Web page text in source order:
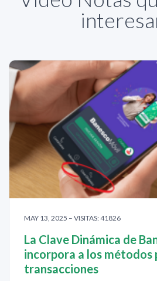
MAY 13, 2025 – VISITAS: 41826
La Clave Dinámica de
incorpora a los
transacciones